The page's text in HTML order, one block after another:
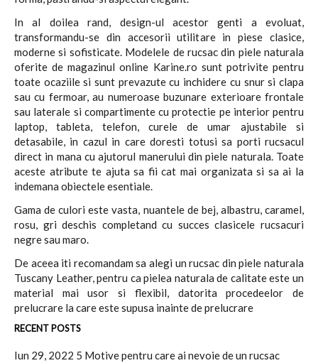
In al doilea rand, design-ul acestor genti a evoluat,
transformandu-se din accesorii utilitare in piese clasice,
moderne si sofisticate. Modelele de rucsac din piele naturala
oferite de magazinul online Karine.ro sunt potrivite pentru
toate ocaziile si sunt prevazute cu inchidere cu snur si clapa
sau cu fermoar, au numeroase buzunare exterioare frontale
sau laterale si compartimente cu protectie pe interior pentru
laptop, tableta, telefon, curele de umar ajustabile si
detasabile, in cazul in care doresti totusi sa porti rucsacul
direct in mana cu ajutorul manerului din piele naturala. Toate
aceste atribute te ajuta sa fii cat mai organizata si sa ai la
indemana obiectele esentiale.
Gama de culori este vasta, nuantele de bej, albastru, caramel,
rosu, gri deschis completand cu succes clasicele rucsacuri
negre sau maro.
De aceea iti recomandam sa alegi un rucsac din piele naturala
Tuscany Leather, pentru ca pielea naturala de calitate este un
material mai usor si flexibil, datorita procedeelor de
prelucrare la care este supusa inainte de prelucrare
RECENT POSTS
Iun 29, 2022 5 Motive pentru care ai nevoie de un rucsac